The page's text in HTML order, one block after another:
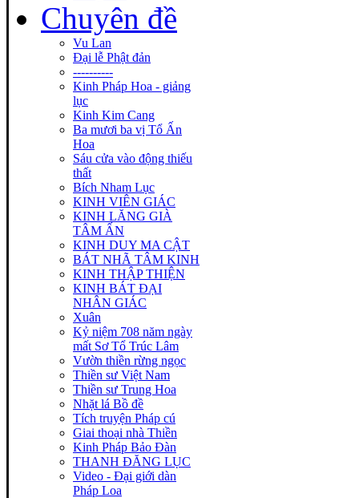
Chuyên đề
Vu Lan
Đại lễ Phật đản
----------
Kinh Pháp Hoa - giảng
lục
Kinh Kim Cang
Ba mươi ba vị Tổ Ấn
Hoa
Sáu cửa vào động thiếu
thất
Bích Nham Lục
KINH VIÊN GIÁC
KINH LĂNG GIÀ
TÂM ẤN
KINH DUY MA CẬT
BÁT NHÃ TÂM KINH
KINH THẬP THIỆN
KINH BÁT ĐẠI
NHÂN GIÁC
Xuân
Kỷ niệm 708 năm ngày
mất Sơ Tổ Trúc Lâm
Vườn thiền rừng ngọc
Thiền sư Việt Nam
Thiền sư Trung Hoa
Nhặt lá Bồ đề
Tích truyện Pháp cú
Giai thoại nhà Thiền
Kinh Pháp Bảo Đàn
THANH ĐĂNG LỤC
Video - Đại giới dàn
Pháp Loa